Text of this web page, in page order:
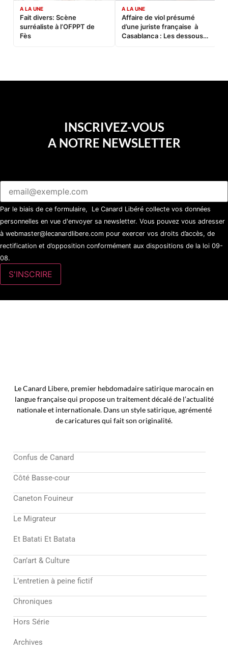
A LA UNE
Fait divers: Scène
surréaliste à l’OFPPT de
Fès
A LA UNE
Affaire de viol présumé
d’une juriste française à
Casablanca : Les dessous
INSCRIVEZ-VOUS
A NOTRE NEWSLETTER
Par le biais de ce formulaire, Le Canard Libéré collecte vos données
personnelles en vue d'envoyer sa newsletter. Vous pouvez vous adresser
à webmaster@lecanardlibere.com pour exercer vos droits d’accès, de
rectification et d’opposition conformément aux dispositions de la loi 09-
08.
Le Canard Libere, premier hebdomadaire satirique marocain en
langue française qui propose un traitement décalé de l’actualité
nationale et internationale. Dans un style satirique, agrémenté
de caricatures qui fait son originalité.
Confus de Canard
Côté Basse-cour
Caneton Fouineur
Le Migrateur
Et Batati Et Batata
Can’art & Culture
L’entretien à peine fictif
Chroniques
Hors Série
Archives